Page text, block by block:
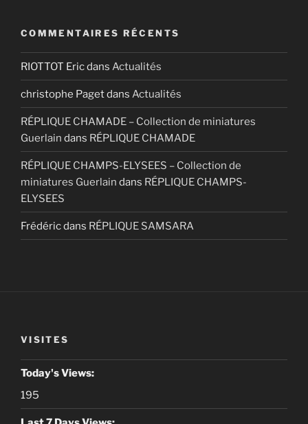
COMMENTAIRES RÉCENTS
RIOTTOT Ericdans Actualités
christophe Pagetdans Actualités
RÉPLIQUE CHAMADE – Collection de miniatures
Guerlain dans RÉPLIQUE CHAMADE
RÉPLIQUE CHAMPS-ELYSEES – Collection de
miniatures Guerlain dans RÉPLIQUE CHAMPS-
ELYSEES
Frédéricdans RÉPLIQUE SAMSARA
VISITES
Today's Views:
195